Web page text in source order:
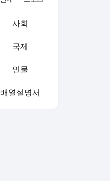
사회
국제
인물
배열설명서